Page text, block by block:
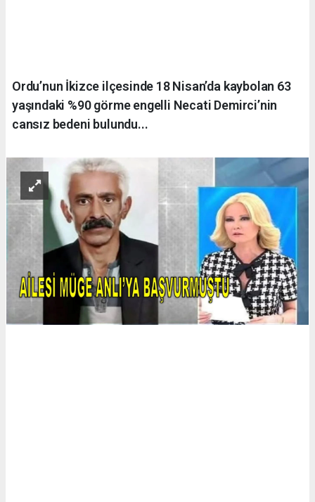
Ordu’nun İkizce ilçesinde 18 Nisan’da kaybolan 63
yaşındaki %90 görme engelli Necati Demirci’nin
cansız bedeni bulundu...